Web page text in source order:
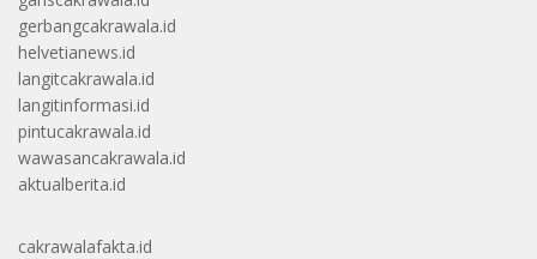
gerbangcakrawala.id
helvetianews.id
langitcakrawala.id
langitinformasi.id
pintucakrawala.id
wawasancakrawala.id
aktualberita.id
cakrawalafakta.id